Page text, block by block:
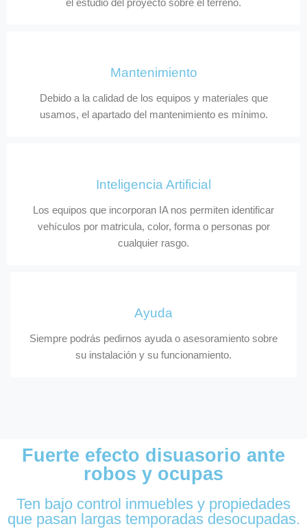
Mantenimiento
Debido a la calidad de los equipos y materiales que
usamos, el apartado del mantenimiento es mínimo.
Inteligencia Artificial
Los equipos que incorporan IA nos permiten identificar
vehículos por matricula, color, forma o personas por
cualquier rasgo.
Ayuda
Siempre podrás pedirnos ayuda o asesoramiento sobre
su instalación y su funcionamiento.
Fuerte efecto disuasorio ante
robos y ocupas
Ten bajo control inmuebles y propiedades
que pasan largas temporadas desocupadas.